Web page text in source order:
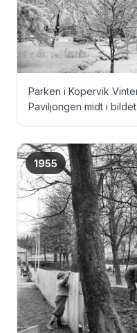
Parken i Kopervik
Paviljongen midt i bildet
1955